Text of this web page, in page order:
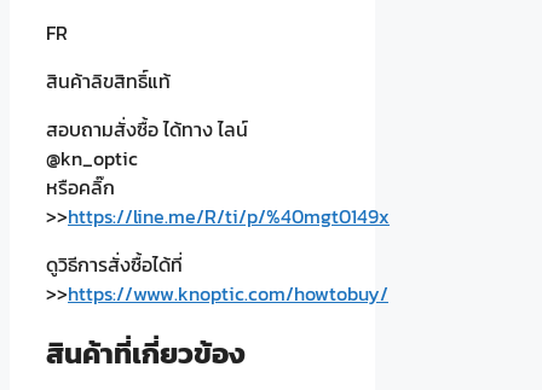
FR
สินค้าลิขสิทธิ์แท้
สอบถามสั่งซื้อ ได้ทาง ไลน์
@kn_optic
หรือคลิ๊ก
>>https://line.me/R/ti/p/%40mgt0149x
ดูวิธีการสั่งซื้อได้ที่
>>https://www.knoptic.com/howtobuy/
สินค้าที่เกี่ยวข้อง